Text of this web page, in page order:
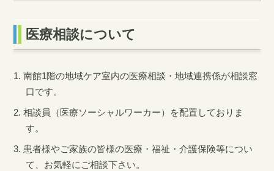
医療相談について
南館1階の地域ケア室内の医療相談・地域連携係が相談窓
口です。
相談員（医療ソーシャルワーカー）を配置しておりま
す。
患者様やご家族の皆様の医療・福祉・介護保険等につい
て、お気軽にご相談下さい。